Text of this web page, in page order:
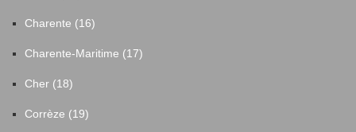
Charente (16)
Charente-Maritime (17)
Cher (18)
Corrèze (19)